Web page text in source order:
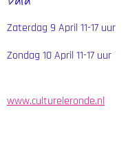
Zaterdag 9 April 11-17 uur
Zondag 10 April 11-17 uur
www.cultureleronde.nl